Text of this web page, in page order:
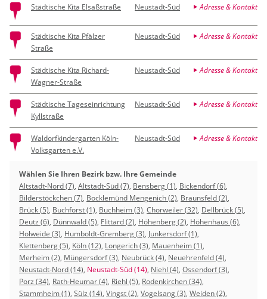
Städtische Kita Elsaßstraße Neustadt-Süd Adresse & Kontakt
Städtische Kita Pfälzer
Straße
Neustadt-Süd Adresse & Kontakt
Städtische Kita Richard-
Wagner-Straße
Neustadt-Süd Adresse & Kontakt
Städtische Tageseinrichtung
Kyllstraße
Neustadt-Süd Adresse & Kontakt
Waldorfkindergarten Köln-
Volksgarten e.V.
Neustadt-Süd Adresse & Kontakt
Wählen Sie Ihren Bezirk bzw. Ihre Gemeinde
Altstadt-Nord (7), Altstadt-Süd (7), Bensberg (1), Bickendorf (6),
Bilderstöckchen (7), Bocklemünd Mengenich (2), Braunsfeld (2),
Brück (5), Buchforst (1), Buchheim (3), Chorweiler (32), Dellbrück (5),
Deutz (6), Dünnwald (5), Flittard (2), Höhenberg (2), Höhenhaus (6),
Holweide (3), Humboldt-Gremberg (3), Junkersdorf (1),
Klettenberg (5), Köln (12), Longerich (3), Mauenheim (1),
Merheim (2), Müngersdorf (3), Neubrück (4), Neuehrenfeld (4),
Neustadt-Nord (14), Neustadt-Süd (14), Niehl (4), Ossendorf (3),
Porz (34), Rath-Heumar (4), Riehl (5), Rodenkirchen (34),
Stammheim (1), Sülz (14), Vingst (2), Vogelsang (3), Weiden (2),